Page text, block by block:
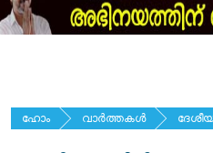
ഹോം വാര്‍ത്തകള്‍